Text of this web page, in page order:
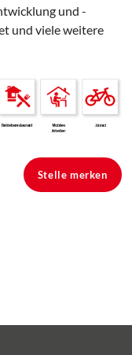
und -
und viele weitere
Stelle merken